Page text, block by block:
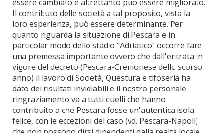
essere cambiato e altrettanto può essere migliorato.
Il contributo delle società a tal proposito, vista la
loro esperienza, può essere determinante. Per
quanto riguarda la situazione di Pescara e in
particolar modo dello stadio "Adriatico" occorre fare
una premessa importante ovvero che dall'entrata in
vigore del decreto (Pescara-Cremonese dello scorso
anno) il lavoro di Società, Questura e tifoseria ha
dato dei risultati invidiabili e il nostro personale
ringraziamento va a tutti quelli che hanno
contribuito a che Pescara fosse un'autentica isola
felice, con le eccezioni del caso (vd. Pescara-Napoli)